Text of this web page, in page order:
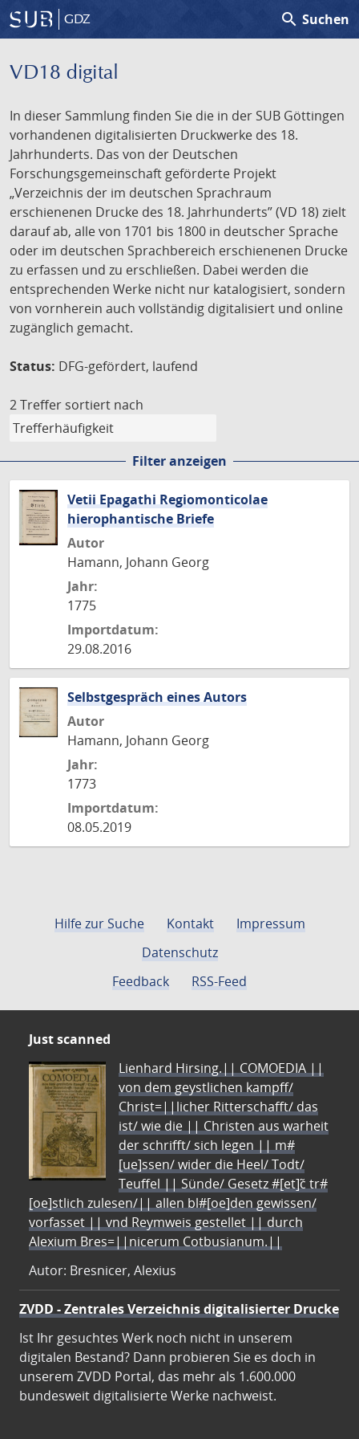
GDZ search Suchen
VD18 digital
In dieser Sammlung finden Sie die in der SUB Göttingen
vorhandenen digitalisierten Druckwerke des 18.
Jahrhunderts. Das von der Deutschen
Forschungsgemeinschaft geförderte Projekt
„Verzeichnis der im deutschen Sprachraum
erschienenen Drucke des 18. Jahrhunderts” (VD 18) zielt
darauf ab, alle von 1701 bis 1800 in deutscher Sprache
oder im deutschen Sprachbereich erschienenen Drucke
zu erfassen und zu erschließen. Dabei werden die
entsprechenden Werke nicht nur katalogisiert, sondern
von vornherein auch vollständig digitalisiert und online
zugänglich gemacht.
Status: DFG-gefördert, laufend
2 Treffer sortiert nach
Filter anzeigen
Vetii Epagathi Regiomonticolae
hierophantische Briefe
Autor
Hamann, Johann Georg
Jahr:
1775
Importdatum:
29.08.2016
Selbstgespräch eines Autors
Autor
Hamann, Johann Georg
Jahr:
1773
Importdatum:
08.05.2019
Hilfe zur Suche Kontakt
Impressum
Datenschutz
Feedback
RSS-Feed
Just scanned
Lienhard Hirsing.|| COMOEDIA ||
von dem geystlichen kampff/
Christ=||licher Ritterschafft/ das
ist/ wie die || Christen aus warheit
der schrifft/ sich legen || m#
[ue]ssen/ wider die Heel/ Todt/
Teuffel || Sünde/ Gesetz #[et]c̃ tr#
[oe]stlich zulesen/|| allen bl#[oe]den gewissen/
vorfasset || vnd Reymweis gestellet || durch
Alexium Bres=||nicerum Cotbusianum.||
Autor: Bresnicer, Alexius
ZVDD - Zentrales Verzeichnis digitalisierter Drucke
Ist Ihr gesuchtes Werk noch nicht in unserem
digitalen Bestand? Dann probieren Sie es doch in
unserem ZVDD Portal, das mehr als 1.600.000
bundesweit digitalisierte Werke nachweist.